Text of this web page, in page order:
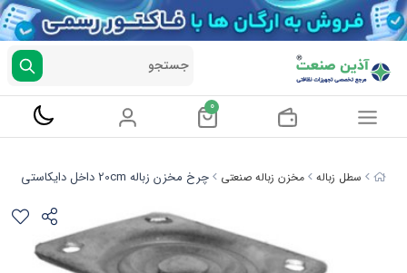
سطل زباله مخزن زباله صنعتی چرخ مخزن زباله 20cm داخل دایکاستی
جستجو
0